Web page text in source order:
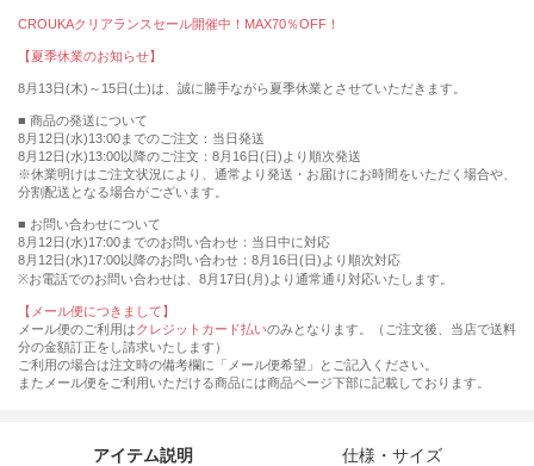
CROUKAクリアランスセール開催中！MAX70％OFF！
【夏季休業のお知らせ】
8月13日(木)～15日(土)は、誠に勝手ながら夏季休業とさせていただきます。
■ 商品の発送について
8月12日(水)13:00までのご注文：当日発送
8月12日(水)13:00以降のご注文：8月16日(日)より順次発送
※休業明けはご注文状況により、通常より発送・お届けにお時間をいただく場合や、
分割配送となる場合がございます。
■ お問い合わせについて
8月12日(水)17:00までのお問い合わせ：当日中に対応
8月12日(水)17:00以降のお問い合わせ：8月16日(日)より順次対応
※お電話でのお問い合わせは、8月17日(月)より通常通り対応いたします。
【メール便につきまして】
メール便のご利用はクレジットカード払いのみとなります。（ご注文後、当店で送料
分の金額訂正をし請求いたします）
ご利用の場合は注文時の備考欄に「メール便希望」とご記入ください。
またメール便をご利用いただける商品には商品ページ下部に記載しております。
アイテム説明 仕様・サイズ